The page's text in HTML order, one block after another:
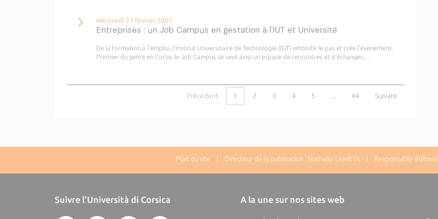
Mercredi 21 février 2007
Entreprises : un Job Campus en gestation à l'IUT et Université
De la formation à l'emploi, l'Institut Universitaire de Technologie (IUT) emboîte le pas et crée l'évènement.
Premier du genre en Corse, le Job Campus se veut ainsi un espace de rencontres et d'échanges,...
Précédent 1 2 3 4 5 … 44 Suivant
Plan du site | Directeur de la publication : Nathalie LAMETA | Responsable éditorial
Suivre l'Università di Corsica A la une sur nos sites web